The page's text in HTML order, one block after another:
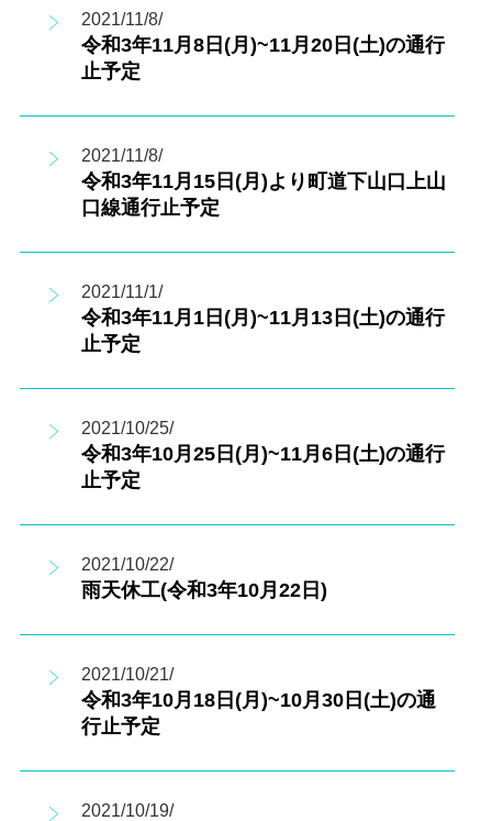
2021/11/8/
令和3年11月8日(月)~11月20日(土)の通行
止予定
2021/11/8/
令和3年11月15日(月)より町道下山口上山
口線通行止予定
2021/11/1/
令和3年11月1日(月)~11月13日(土)の通行
止予定
2021/10/25/
令和3年10月25日(月)~11月6日(土)の通行
止予定
2021/10/22/
雨天休工(令和3年10月22日)
2021/10/21/
令和3年10月18日(月)~10月30日(土)の通
行止予定
2021/10/19/